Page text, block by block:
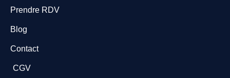
Prendre RDV
Blog
Contact
CGV